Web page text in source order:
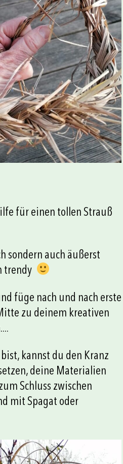
für einen tollen Strauß
sondern auch äußerst
trendy
füge nach und nach erste
zu deinem kreativen
kannst du den Kranz
deine Materialien
Schluss zwischen
mit Spagat oder